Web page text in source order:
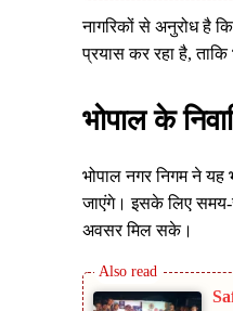
नागरिकों से अनुरोध है
प्रयास कर रहा है,
भोपाल के
भोपाल नगर निगम ने यह
जाएंगे। इसके लिए
अवसर मिल सके।